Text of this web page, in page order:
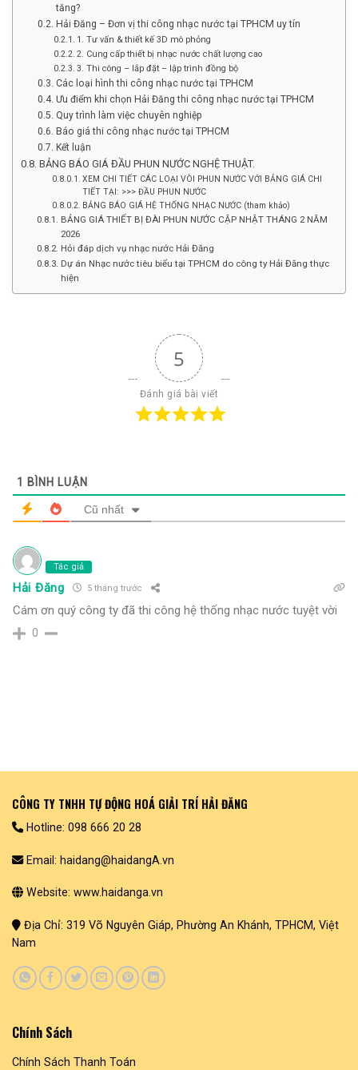
tăng?
Hải Đăng – Đơn vị thi công nhạc nước tại TPHCM uy tín
1. Tư vấn & thiết kế 3D mô phỏng
2. Cung cấp thiết bị nhạc nước chất lượng cao
3. Thi công – lắp đặt – lập trình đồng bộ
Các loại hình thi công nhạc nước tại TPHCM
Ưu điểm khi chọn Hải Đăng thi công nhạc nước tại TPHCM
Quy trình làm việc chuyên nghiệp
Báo giá thi công nhạc nước tại TPHCM
Kết luận
BẢNG BÁO GIÁ ĐẦU PHUN NƯỚC NGHỆ THUẬT.
XEM CHI TIẾT CÁC LOẠI VÒI PHUN NƯỚC VỚI BẢNG GIÁ CHI
TIẾT TẠI: >>> ĐẦU PHUN NƯỚC
BẢNG BÁO GIÁ HỆ THỐNG NHẠC NƯỚC (tham khảo)
BẢNG GIÁ THIẾT BỊ ĐÀI PHUN NƯỚC CẬP NHẬT THÁNG 2 NĂM
2026
Hỏi đáp dịch vụ nhạc nước Hải Đăng
Dự án Nhạc nước tiêu biểu tại TPHCM do công ty Hải Đăng thực
hiện
5
Đánh giá bài viết
1 BÌNH LUẬN
Cũ nhất
Tác giả
Hải Đăng 5 tháng trước
Cám ơn quý công ty đã thi công hệ thống nhạc nước tuyệt vời
0
CÔNG TY TNHH TỰ ĐỘNG HOÁ GIẢI TRÍ HẢI ĐĂNG
Hotline: 098 666 20 28
Email: haidang@haidangA.vn
Website: www.haidanga.vn
Địa Chỉ: 319 Võ Nguyên Giáp, Phường An Khánh, TPHCM, Việt
Nam
Chính Sách
Chính Sách Thanh Toán